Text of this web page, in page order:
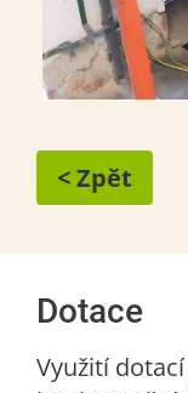
< Zpět
Dotace
Využití